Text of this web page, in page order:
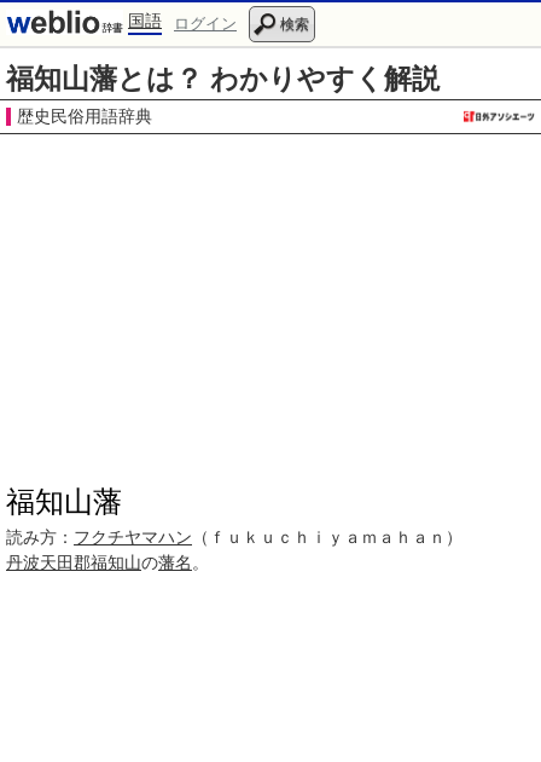
国語 ログイン 検索
福知山藩とは？ わかりやすく解説
歴史民俗用語辞典
福知山藩
読み方： フクチヤマハン （ｆｕｋｕｃｈｉｙａｍａｈａｎ）
丹波天田郡福知山の藩名 。